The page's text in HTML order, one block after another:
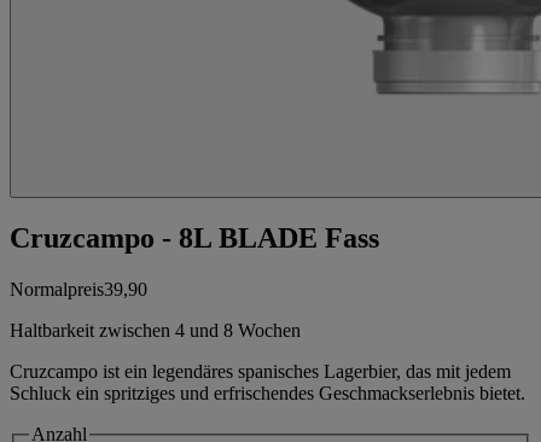
Cruzcampo - 8L BLADE Fass
Normalpreis39,90
Haltbarkeit zwischen 4 und 8 Wochen
Cruzcampo ist ein legendäres spanisches Lagerbier, das mit jedem
Schluck ein spritziges und erfrischendes Geschmackserlebnis bietet.
Anzahl